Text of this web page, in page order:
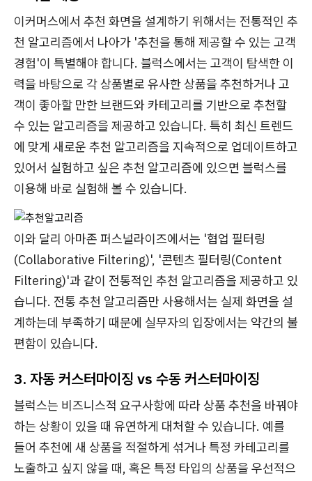
이커머스에서 추천 화면을 설계하기 위해서는 전통적인 추
천 알고리즘에서 나아가 '추천을 통해 제공할 수 있는 고객
경험'이 특별해야 합니다. 블럭스에서는 고객이 탐색한 이
력을 바탕으로 각 상품별로 유사한 상품을 추천하거나 고
객이 좋아할 만한 브랜드와 카테고리를 기반으로 추천할
수 있는 알고리즘을 제공하고 있습니다. 특히 최신 트렌드
에 맞게 새로운 추천 알고리즘을 지속적으로 업데이트하고
있어서 실험하고 싶은 추천 알고리즘에 있으면 블럭스를
이용해 바로 실험해 볼 수 있습니다.
이와 달리 아마존 퍼스널라이즈에서는 '협업 필터링
(Collaborative Filtering)', '콘텐츠 필터링(Content
Filtering)'과 같이 전통적인 추천 알고리즘을 제공하고 있
습니다. 전통 추천 알고리즘만 사용해서는 실제 화면을 설
계하는데 부족하기 때문에 실무자의 입장에서는 약간의 불
편함이 있습니다.
3. 자동 커스터마이징 vs 수동 커스터마이징
블럭스는 비즈니스적 요구사항에 따라 상품 추천을 바꿔야
하는 상황이 있을 때 유연하게 대처할 수 있습니다. 예를
들어 추천에 새 상품을 적절하게 섞거나 특정 카테고리를
노출하고 싶지 않을 때, 혹은 특정 타입의 상품을 우선적으